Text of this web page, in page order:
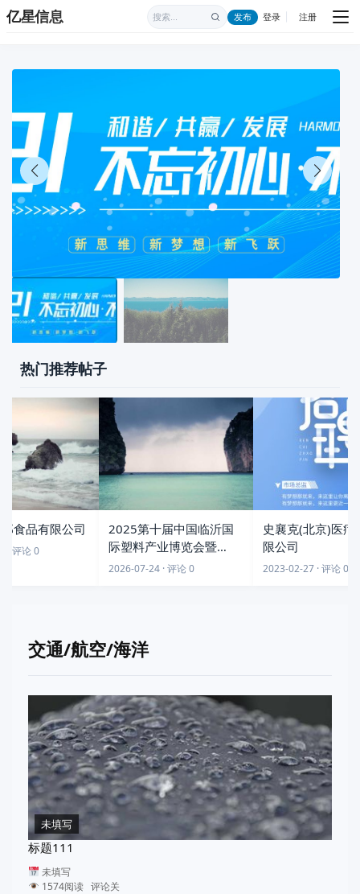
亿星信息 发布 登录 注册
热门推荐帖子
食品有限公司
评论 0
2025第十届中国临沂国
际塑料产业博览会暨
2025第四届中国临沂国
2026-07-24 · 评论 0
史襄克(北京)医疗
限公司
2023-02-27 · 评论 0
交通/航空/海洋
未填写
标题111
未填写
1574阅读 评论关